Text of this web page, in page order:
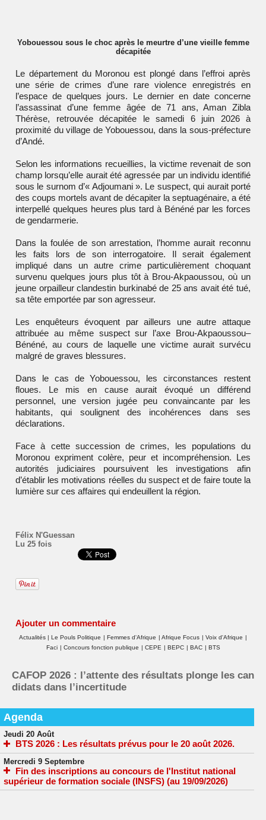
Yobouessou sous le choc après le meurtre d’une vieille femme
décapitée
Le département du Moronou est plongé dans l’effroi après
une série de crimes d’une rare violence enregistrés en
l’espace de quelques jours. Le dernier en date concerne
l’assassinat d’une femme âgée de 71 ans, Aman Zibla
Thérèse, retrouvée décapitée le samedi 6 juin 2026 à
proximité du village de Yobouessou, dans la sous-préfecture
d’Andé.
Selon les informations recueillies, la victime revenait de son
champ lorsqu’elle aurait été agressée par un individu identifié
sous le surnom d’« Adjoumani ». Le suspect, qui aurait porté
des coups mortels avant de décapiter la septuagénaire, a été
interpellé quelques heures plus tard à Bénéné par les forces
de gendarmerie.
Dans la foulée de son arrestation, l’homme aurait reconnu
les faits lors de son interrogatoire. Il serait également
impliqué dans un autre crime particulièrement choquant
survenu quelques jours plus tôt à Brou-Akpaoussou, où un
jeune orpailleur clandestin burkinabé de 25 ans avait été tué,
sa tête emportée par son agresseur.
Les enquêteurs évoquent par ailleurs une autre attaque
attribuée au même suspect sur l’axe Brou-Akpaoussou–
Bénéné, au cours de laquelle une victime aurait survécu
malgré de graves blessures.
Dans le cas de Yobouessou, les circonstances restent
floues. Le mis en cause aurait évoqué un différend
personnel, une version jugée peu convaincante par les
habitants, qui soulignent des incohérences dans ses
déclarations.
Face à cette succession de crimes, les populations du
Moronou expriment colère, peur et incompréhension. Les
autorités judiciaires poursuivent les investigations afin
d’établir les motivations réelles du suspect et de faire toute la
lumière sur ces affaires qui endeuillent la région.
Félix N'Guessan
Lu 25 fois
Ajouter un commentaire
Actualités | Le Pouls Politique | Femmes d'Afrique | Afrique Focus | Voix d'Afrique |
Faci | Concours fonction publique | CEPE | BEPC | BAC | BTS
CAFOP 2026 : l’attente des résultats plonge les can
didats dans l’incertitude
Agenda
Jeudi 20 Août
BTS 2026 : Les résultats prévus pour le 20 août 2026.
Mercredi 9 Septembre
Fin des inscriptions au concours de l'Institut national
supérieur de formation sociale (INSFS) (au 19/09/2026)